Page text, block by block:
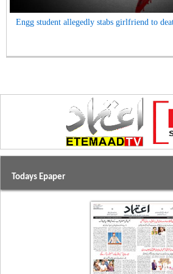
Engg student allegedly stabs girlfriend to
Todays Epaper